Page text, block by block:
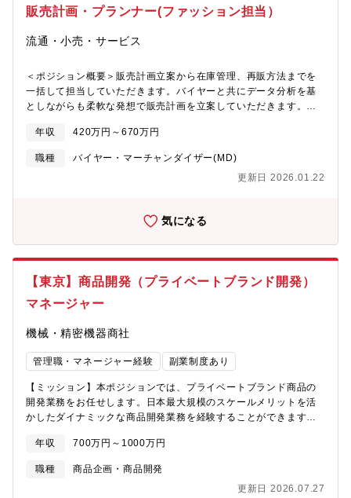
も！【募集背景】2015年の創業以来、ジュエリーの買取・販売事
業を展開してきた同社は、「宝石の仕入れ～加工～販売まで一貫
した物流生産システム」「社会的意義の高い人・社会・環境に配
て、質の高い買取りサービスを途上国に輸出するため、持続可能
な社会を実現するため、「再生宝石事業」を2026年までに確立し
ていきます。今期386億円着地、来期500億円を目指すにあたり、
業績向上に直結する営業部メンバーを募集致します。
販売計画・プランナー(ファッション担当）
流通・小売・サービス
＜ポジション概要＞販売計画立案から在庫管理、再販方法までを
一括して担当していただきます。バイヤーと共にデータ分析を基
としながらも柔軟な発想で販売計画を立案していただきます。フ
（売上予測・利益)立案とその管理運営●販売計画に基づいた商品
発注額の設定●在庫管理（計画立案とその運用）●データ（数値）
分析など※当社のマーチャンダイジングは、買付業務を行うバイ
ヤーと数値的な分析を行うプランナーがパートナーとなり、協業
ーを担当することが可能であり、裁量権を強く持ってご就業が可
い」働き方が実現可能です。【組織構成】プランニング部：約40
年収 420万円～670万円
職種
バイヤー・マーチャンダイザー(MD)
更新日 2026.01.22
気になる
【東京】商品開発（プライベートブランド開発）
マネージャー
機械・精密機器商社
管理職・マネージャー経験 副業制度あり
【ミッション】本ポジションでは、プライベートブランド商品の
開発業務をお任せします。日本最大規模のスケールメリットを活
かしたダイナミックな商品開発業務を経験することができます。
をもち、効率よく商品開発に取り組むことが可能（２）保有する
顧客リストに販売促進することで、早期に結果を出すことが可
能、など国内のみならず世界中から最適な仕入れ先を開拓するこ
とが求められるポジションです。開拓や調達の際に、調達担当と
年収 700万円～1000万円
職種
商品企画・商品開発
更新日 2026.07.27